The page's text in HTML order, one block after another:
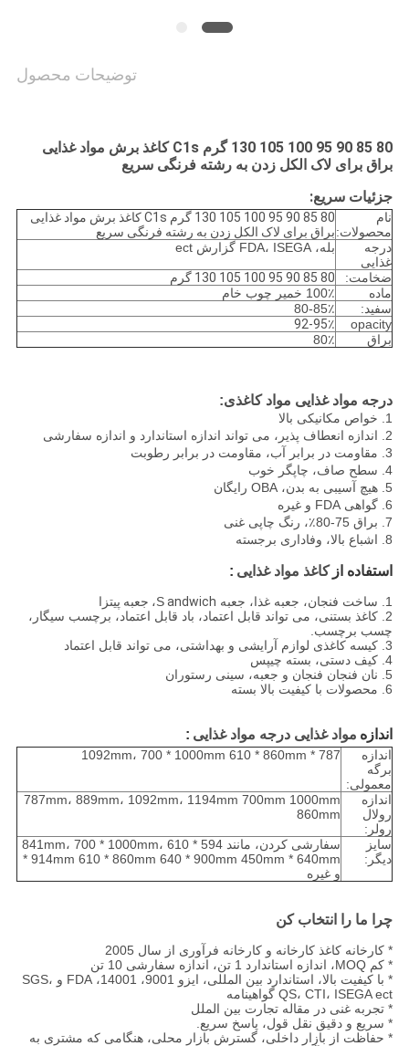
توضیحات محصول
80 85 90 95 100 105 130 گرم C1s کاغذ برش مواد غذایی
براق برای لاک الکل زدن به رشته فرنگی سریع
جزئیات سریع:
نام
محصولات:
80 85 90 95 100 105 130 گرم C1s کاغذ برش مواد غذایی
براق برای لاک الکل زدن به رشته فرنگی سریع
درجه
غذایی
بله، FDA، ISEGA گزارش ect
ضخامت:
80 85 90 95 100 105 130 گرم
ماده
100٪ خمیر چوب خام
سفید:
80-85٪
opacity
92-95٪
براق
80٪
درجه مواد غذایی مواد کاغذی:
1. خواص مکانیکی بالا
2. اندازه انعطاف پذیر، می تواند اندازه استاندارد و اندازه سفارشی
3. مقاومت در برابر آب، مقاومت در برابر رطوبت
4. سطح صاف، چاپگر خوب
5. هیچ آسیبی به بدن، OBA رایگان
6. گواهی FDA و غیره
7. براق 75-80٪، رنگ چاپی غنی
8. اشباع بالا، وفاداری برجسته
استفاده از کاغذ مواد غذایی :
1. ساخت فنجان، جعبه غذا، جعبه S
andwich، جعبه پیتزا
2. کاغذ بستنی، می تواند قابل اعتماد، باد قابل اعتماد، برچسب سیگار،
چسب برچسب.
3. کیسه کاغذی لوازم آرایشی و بهداشتی، می تواند قابل اعتماد
4. کیف دستی، بسته چیپس
5. نان فنجان فنجان و جعبه، سینی رستوران
6. محصولات با کیفیت بالا بسته
اندازه مواد غذایی درجه مواد غذایی :
اندازه
برگه
معمولی:
787 * 1092mm، 700 * 1000mm 610 * 860mm
اندازه
رولال
رولر:
787mm، 889mm، 1092mm، 1194mm 700mm 1000mm
860mm
سایز
دیگر:
سفارشی کردن، مانند 594 * 841mm، 700 * 1000mm، 610
* 914mm 610 * 860mm 640 * 900mm 450mm * 640mm
و غیره
چرا ما را انتخاب کن
* کارخانه کاغذ کارخانه و کارخانه فرآوری از سال 2005
* کم MOQ، اندازه استاندارد 1 تن، اندازه سفارشی 10 تن
* با کیفیت بالا، استاندارد بین المللی، ایزو 9001، 14001، FDA و SGS،
QS، CTI، ISEGA ect گواهینامه
* تجربه غنی در مقاله تجارت بین الملل
* سریع و دقیق نقل قول، پاسخ سریع.
* حفاظت از بازار داخلی، گسترش بازار محلی، هنگامی که مشتری به